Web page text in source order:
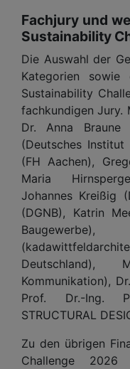
Fachjury und
Sustainability
Die Auswahl der
Kategorien sowie
Sustainability
fachkundigen Jury.
Dr. Anna Braune
(Deutsches
(FH Aachen),
Maria
Johannes Kreißig
(DGNB), Katrin
Deutschland),
Kommunikation),
Prof. Dr.-Ing.
STRUCTURAL
Zu den übrigen
Challenge